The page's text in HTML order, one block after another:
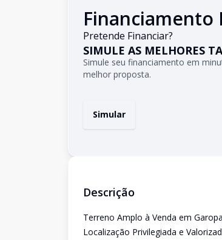
Financiamento
Pretende Financiar?
SIMULE AS MELHORES
Simule seu financiamento em
melhor proposta.
Simular
Descrição
Terreno Amplo à Venda em
Localização Privilegiada e